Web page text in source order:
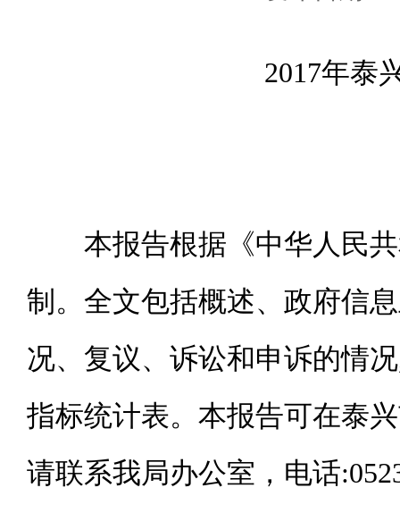
2017年泰
本报告根据《中华人民共
制。全文包括概述、政府信
况、复议、诉讼和申诉的情况
指标统计表。本报告可在泰
请联系我局办公室，电话